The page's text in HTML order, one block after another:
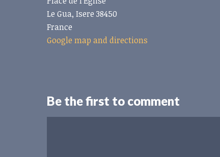
Le Gua, Isere 38450
France
Google map and directions
Be the first to comment